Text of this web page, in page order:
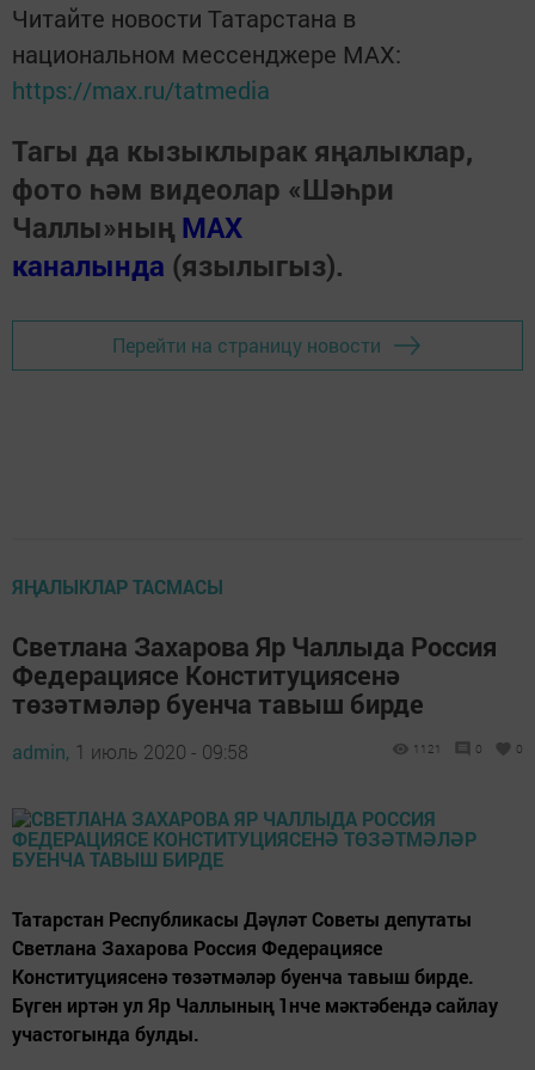
Читайте новости Татарстана в
национальном мессенджере MАХ:
https://max.ru/tatmedia
Тагы да кызыклырак яңалыклар,
фото һәм видеолар «Шәһри
Чаллы»ның MAX
каналында (язылыгыз).
Перейти на страницу новости
ЯҢАЛЫКЛАР ТАСМАСЫ
Светлана Захарова Яр Чаллыда Россия
Федерациясе Конституциясенә
төзәтмәләр буенча тавыш бирде
admin, 1 июль 2020 - 09:58 1121 0 0
Татарстан Республикасы Дәүләт Советы депутаты
Светлана Захарова Россия Федерациясе
Конституциясенә төзәтмәләр буенча тавыш бирде.
Бүген иртән ул Яр Чаллының 1нче мәктәбендә сайлау
участогында булды.